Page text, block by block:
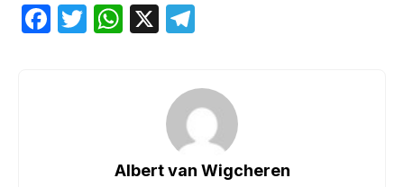
F
T
W
p
X
gr
a
m
Albert van Wigcheren